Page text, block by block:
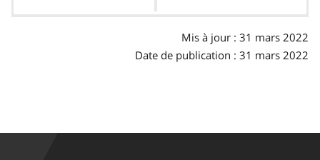
Mis à jour : 31 mars 2022
Date de publication : 31 mars 2022